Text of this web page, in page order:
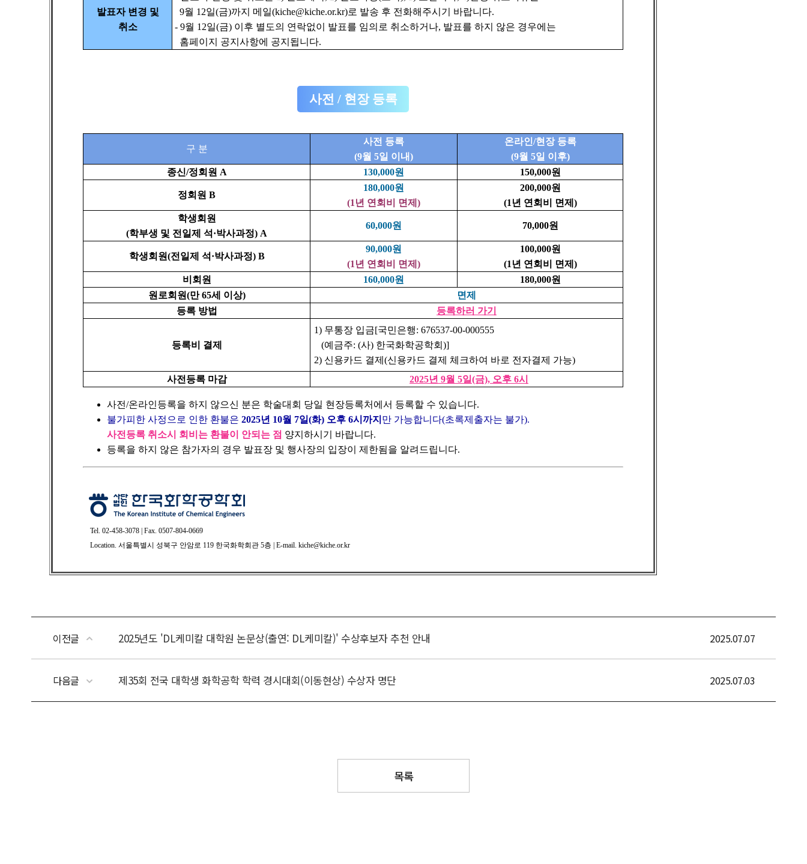
이전글 2025년도 'DL케미칼 대학원 논문상(출연: DL케미칼)' 수상후보자 추천 안내 2025.07.07
다음글 제35회 전국 대학생 화학공학 학력 경시대회(이동현상) 수상자 명단 2025.07.03
목록